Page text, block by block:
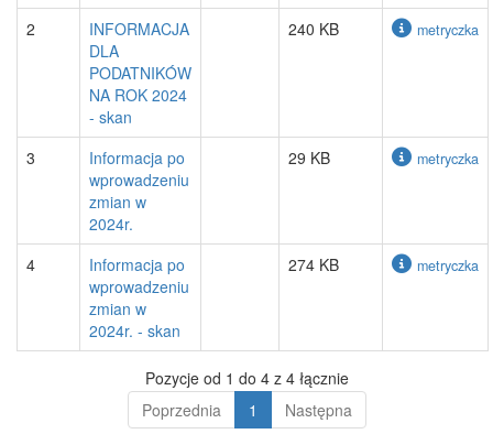
2
INFORMACJA
DLA
PODATNIKÓW
NA ROK 2024
- skan
240 KB metryczka
3
Informacja po
wprowadzeniu
zmian w
2024r.
29 KB metryczka
4
Informacja po
wprowadzeniu
zmian w
2024r. - skan
274 KB metryczka
Pozycje od 1 do 4 z 4 łącznie
Poprzednia
1 Następna